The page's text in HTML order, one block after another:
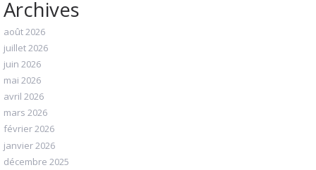
Archives
août 2026
juillet 2026
juin 2026
mai 2026
avril 2026
mars 2026
février 2026
janvier 2026
décembre 2025